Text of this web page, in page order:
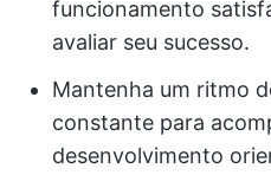
funcionamento
avaliar seu sucesso.
Mantenha um ritmo
constante para
desenvolvimento